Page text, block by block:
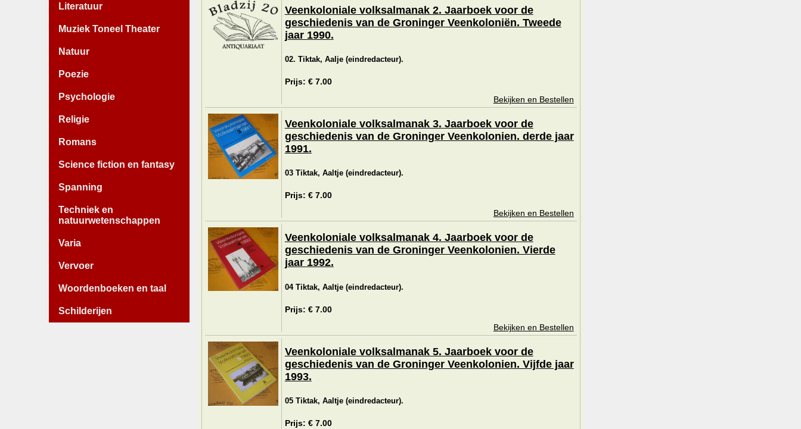
Literatuur
Muziek Toneel Theater
Natuur
Poezie
Psychologie
Religie
Romans
Science fiction en fantasy
Spanning
Techniek en
natuurwetenschappen
Varia
Vervoer
Woordenboeken en taal
Schilderijen
Veenkoloniale volksalmanak 2. Jaarboek voor de
geschiedenis van de Groninger Veenkoloniën. Tweede
jaar 1990.
02. Tiktak, Aalje (eindredacteur).
Prijs: € 7.00
Bekijken en Bestellen
Veenkoloniale volksalmanak 3. Jaarboek voor de
geschiedenis van de Groninger Veenkolonien. derde jaar
1991.
03 Tiktak, Aaltje (eindredacteur).
Prijs: € 7.00
Bekijken en Bestellen
Veenkoloniale volksalmanak 4. Jaarboek voor de
geschiedenis van de Groninger Veenkolonien. Vierde
jaar 1992.
04 Tiktak, Aaltje (eindredacteur).
Prijs: € 7.00
Bekijken en Bestellen
Veenkoloniale volksalmanak 5. Jaarboek voor de
geschiedenis van de Groninger Veenkolonien. Vijfde jaar
1993.
05 Tiktak, Aaltje (eindredacteur).
Prijs: € 7.00